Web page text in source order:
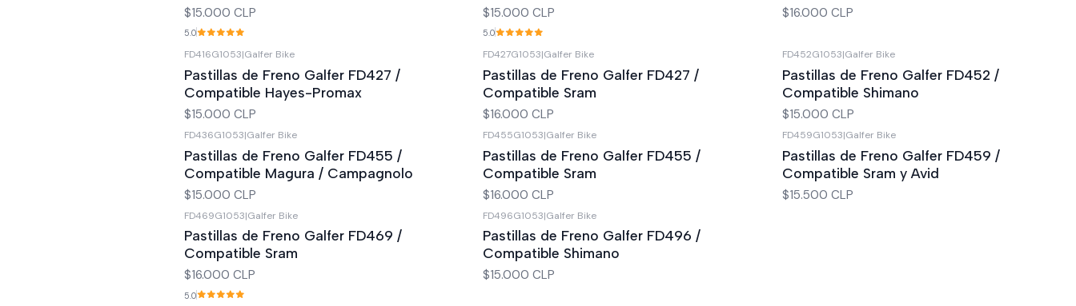
$15.000 CLP
5.0
$15.000 CLP
5.0
$16.000 CLP
FD416G1053|Galfer Bike
Pastillas de Freno Galfer FD427 /
Compatible Hayes-Promax
$15.000 CLP
FD427G1053|Galfer Bike
Pastillas de Freno Galfer FD427 /
Compatible Sram
$16.000 CLP
FD452G1053|Galfer Bike
Pastillas de Freno Galfer FD452 /
Compatible Shimano
$15.000 CLP
FD436G1053|Galfer Bike
Pastillas de Freno Galfer FD455 /
Compatible Magura / Campagnolo
$15.000 CLP
FD455G1053|Galfer Bike
Pastillas de Freno Galfer FD455 /
Compatible Sram
$16.000 CLP
FD459G1053|Galfer Bike
Pastillas de Freno Galfer FD459 /
Compatible Sram y Avid
$15.500 CLP
FD469G1053|Galfer Bike
Pastillas de Freno Galfer FD469 /
Compatible Sram
$16.000 CLP
5.0
FD496G1053|Galfer Bike
Pastillas de Freno Galfer FD496 /
Compatible Shimano
$15.000 CLP